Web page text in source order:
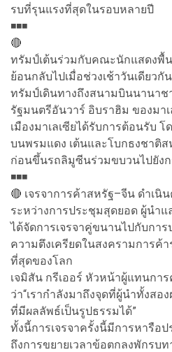
รบที่รุนแรงที่สุดในรอบหลายปี
◾️◾️◾️
🔴
ทรัมป์เต้นร่วมกับคณะนักแสดงพื้น
ย้อนกลับไปเมื่อช่วงเช้าวันเดียว
ทรัมป์เดินทางถึงสนามบินนานาช
รัฐมนตรีอันวาร์ อิบราฮิม ของมา
เมืองมาเลเซียได้รับการต้อนรับ
บนพรมแดง เต้นและโบกธงชาติส
ก่อนขึ้นรถลิมูซีนร่วมขบวนไปยังก
◾️◾️◾️
🔴 เจรจาการค้าสหรัฐ–จีน ดำเนิ
ระหว่างการประชุมสุดยอด ผู้นำ
ได้จัดการเจรจาคู่ขนานไปกับกา
ความตึงเครียดในสงครามการค้
ที่สุดของโลก
เจมิสัน กรีเออร์ หัวหน้าผู้แทนกา
ว่า“เรากำลังมาถึงจุดที่ผู้นำทั้งสอ
ที่มีผลลัพธ์เป็นรูปธรรมได้”
ทั้งนี้การเจรจาครั้งนี้มีการหารือ
ถึงการขยายเวลาข้อตกลงพักรบ